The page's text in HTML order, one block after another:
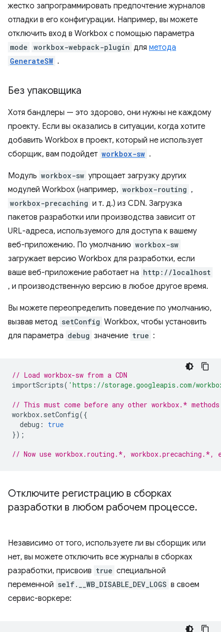
жестко запрограммировать предпочтение журналов
отладки в его конфигурации. Например, вы можете
отключить вход в Workbox с помощью параметра
mode workbox-webpack-plugin для метода
GenerateSW .
Без упаковщика
Хотя бандлеры — это здорово, они нужны не каждому
проекту. Если вы оказались в ситуации, когда хотите
добавить Workbox в проект, который не использует
сборщик, вам подойдет workbox-sw .
Модуль workbox-sw упрощает загрузку других
модулей Workbox (например, workbox-routing ,
workbox-precaching и т. д.) из CDN. Загрузка
пакетов разработки или производства зависит от
URL-адреса, используемого для доступа к вашему
веб-приложению. По умолчанию workbox-sw
загружает версию Workbox для разработки, если
ваше веб-приложение работает на http://localhost
, и производственную версию в любое другое время.
Вы можете переопределить поведение по умолчанию,
вызвав метод setConfig Workbox, чтобы установить
для параметра debug значение true :
// Load workbox-sw from a CDN
importScripts( 'https://storage.googleapis.com/
// This must come before any other workbox.*
workbox. setConfig({
debug :
true
});
// Now use workbox.routing.*, workbox.precaching.*,
Отключите регистрацию в сборках
разработки в любом рабочем процессе.
Независимо от того, используете ли вы сборщик или
нет, вы можете отключить все журналы в сборках
разработки, присвоив true специальной
переменной self.__WB_DISABLE_DEV_LOGS в своем
сервис-воркере: